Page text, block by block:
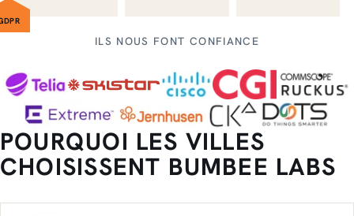
ILS NOUS FONT CONFIANCE
POURQUOI LES VILLES
CHOISISSENT BUMBEE LABS